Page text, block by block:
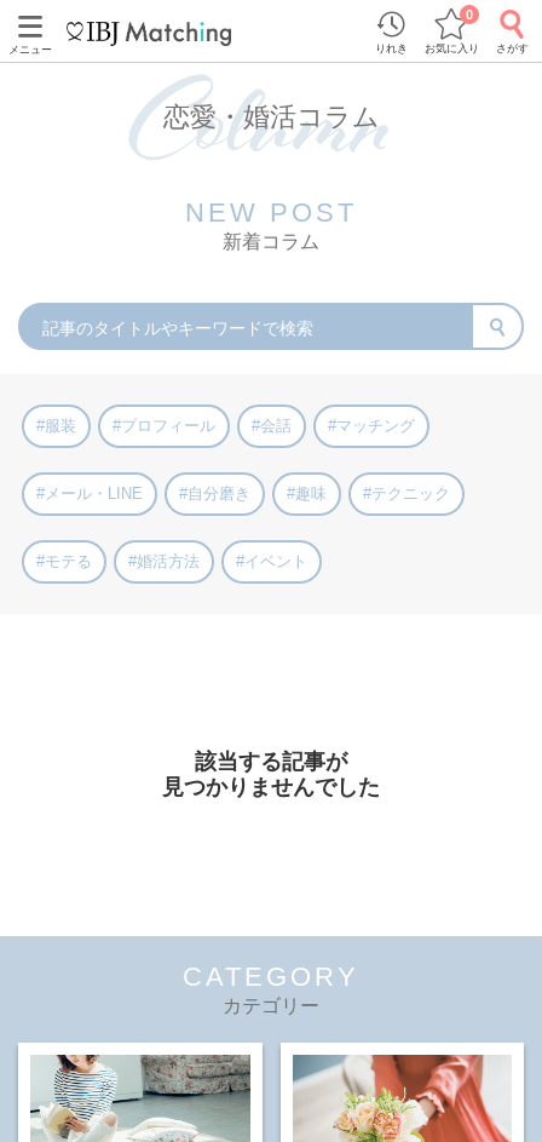
メニュー りれき お気に入り
0
さがす
恋愛・婚活コラム
NEW POST
新着コラム
#服装 #プロフィール #会話 #マッチング
#メール・LINE #自分磨き #趣味 #テクニック
#モテる #婚活方法 #イベント
該当する記事が
見つかりませんでした
CATEGORY
カテゴリー